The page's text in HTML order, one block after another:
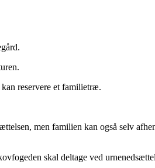
reservere et familietræ.
men familien kan også selv
skal deltage ved